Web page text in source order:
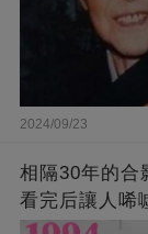
2024/09/23
相隔30年的合
看完后讓人唏